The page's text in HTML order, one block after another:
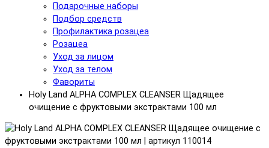
Подарочные наборы
Подбор средств
Профилактика розацеа
Розацеа
Уход за лицом
Уход за телом
Фавориты
Holy Land ALPHA COMPLEX CLEANSER Щадящее
очищение с фруктовыми экстрактами 100 мл